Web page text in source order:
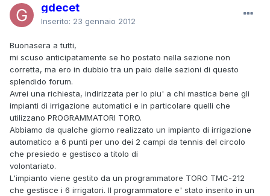
gdecet
Inserito: 23 gennaio 2012
Buonasera a tutti,
mi scuso anticipatamente se ho postato nella sezione non
corretta, ma ero in dubbio tra un paio delle sezioni di questo
splendido forum.
Avrei una richiesta, indirizzata per lo piu' a chi mastica bene gli
impianti di irrigazione automatici e in particolare quelli che
utilizzano PROGRAMMATORI TORO.
Abbiamo da qualche giorno realizzato un impianto di irrigazione
automatico a 6 punti per uno dei 2 campi da tennis del circolo
che presiedo e gestisco a titolo di
volontariato.
L'impianto viene gestito da un programmatore TORO TMC-212
che gestisce i 6 irrigatori. Il programmatore e' stato inserito in un